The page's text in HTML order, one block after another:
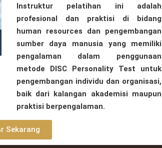
Instruktur pelatihan ini adalah
profesional dan praktisi di bidang
human resources dan pengembangan
sumber daya manusia yang memiliki
pengalaman dalam penggunaan
metode DISC Personality Test untuk
pengembangan individu dan organisasi,
baik dari kalangan akademisi maupun
praktisi berpengalaman.
Sekarang